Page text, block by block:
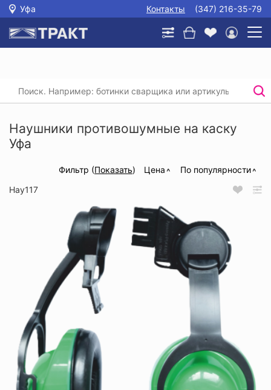
Уфа Контакты (347) 216-35-79
Главная / /
/ Наушники противошумные на каску
Наушники противошумные на каску
Уфа
Фильтр (Показать) Цена
По популярности
Нау117